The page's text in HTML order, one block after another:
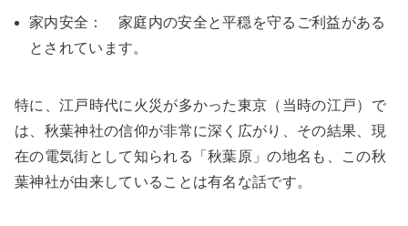
家内安全： 家庭内の安全と平穏を守るご利益がある
とされています。
特に、江戸時代に火災が多かった東京（当時の江戸）で
は、秋葉神社の信仰が非常に深く広がり、その結果、現
在の電気街として知られる「秋葉原」の地名も、この秋
葉神社が由来していることは有名な話です。